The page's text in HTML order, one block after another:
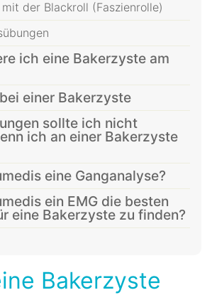
der Blackroll (Faszienrolle)
ich eine Bakerzyste am
einer Bakerzyste
sollte ich nicht
ich an einer Bakerzyste
eine Ganganalyse?
ein EMG die besten
eine Bakerzyste zu finden?
Bakerzyste